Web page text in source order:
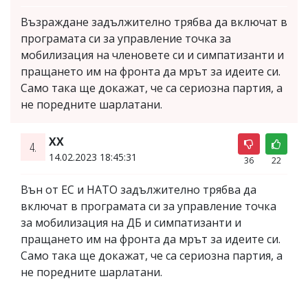
Възраждане задължително трябва да включат в
програмата си за управление точка за
мобилизация на членовете си и симпатизанти и
пращането им на фронта да мрът за идеите си.
Само така ще докажат, че са сериозна партия, а
не поредните шарлатани.
4. ХХ
14.02.2023 18:45:31 36 22
Вън от ЕС и НАТО задължително трябва да
включат в програмата си за управление точка
за мобилизация на ДБ и симпатизанти и
пращането им на фронта да мрът за идеите си.
Само така ще докажат, че са сериозна партия, а
не поредните шарлатани.